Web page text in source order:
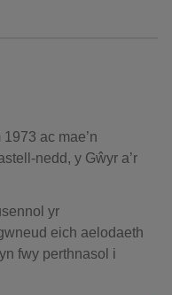
ac mae’n
nedd, y Gŵyr a’r
yr
eich aelodaeth
fwy perthnasol i